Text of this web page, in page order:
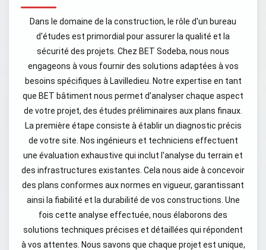
Dans le domaine de la construction, le rôle d'un bureau
d'études est primordial pour assurer la qualité et la
sécurité des projets. Chez BET Sodeba, nous nous
engageons à vous fournir des solutions adaptées à vos
besoins spécifiques à Lavilledieu. Notre expertise en tant
que BET bâtiment nous permet d’analyser chaque aspect
de votre projet, des études préliminaires aux plans finaux.
La première étape consiste à établir un diagnostic précis
de votre site. Nos ingénieurs et techniciens effectuent
une évaluation exhaustive qui inclut l'analyse du terrain et
des infrastructures existantes. Cela nous aide à concevoir
des plans conformes aux normes en vigueur, garantissant
ainsi la fiabilité et la durabilité de vos constructions. Une
fois cette analyse effectuée, nous élaborons des
solutions techniques précises et détaillées qui répondent
à vos attentes. Nous savons que chaque projet est unique,